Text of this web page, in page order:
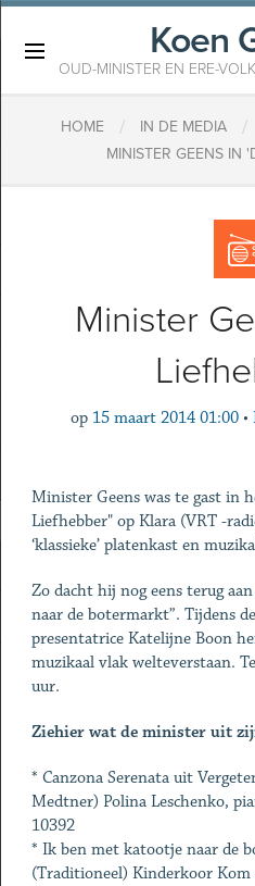
Koen
OUD-MINISTER EN ERE-
HOME / IN DE MEDIA /
MINISTER GEENS IN
Minister
op 15 maart 2014 01:00 •
Minister Geens was te gast in
Liefhebber" op Klara (VRT -
‘klassieke’ platenkast en
Zo dacht hij nog eens terug
naar de botermarkt”. Tijdens
presentatrice Katelijne Boon
muzikaal vlak welteverstaan.
uur.
Ziehier wat de minister uit
* Canzona Serenata uit
Medtner) Polina Leschenko,
10392
* Ik ben met katootje naar de
(Traditioneel) Kinderkoor Kom